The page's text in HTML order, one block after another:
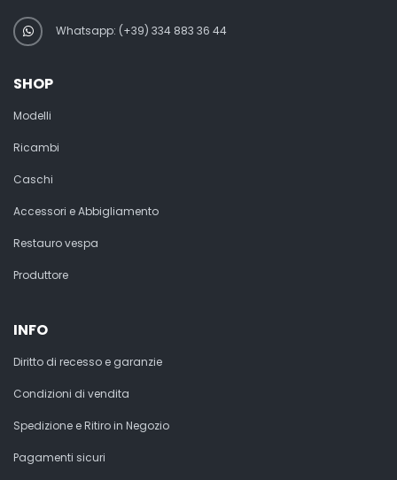
Whatsapp: (+39) 334 883 36 44
SHOP
Modelli
Ricambi
Caschi
Accessori e Abbigliamento
Restauro vespa
Produttore
INFO
Diritto di recesso e garanzie
Condizioni di vendita
Spedizione e Ritiro in Negozio
Pagamenti sicuri